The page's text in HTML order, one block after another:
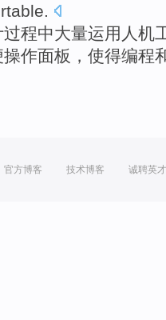
.
过程中大量运用 人机
操作面板 ， 使得编程
官方博客 技术博客 诚聘英才